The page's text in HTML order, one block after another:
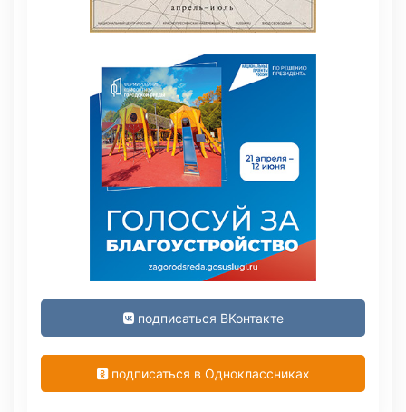
подписаться ВКонтакте
подписаться в Одноклассниках